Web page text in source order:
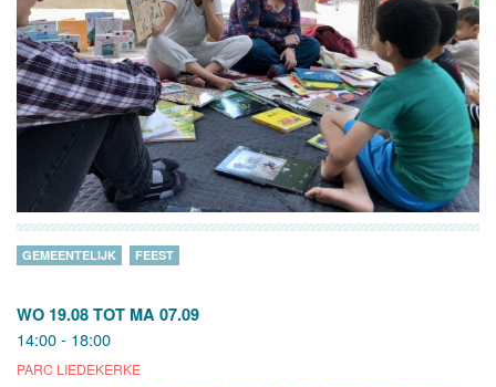
WO 19.08 TOT MA 07.09
14:00 - 18:00
PARC LIEDEKERKE
GEMEENTELIJK FEEST